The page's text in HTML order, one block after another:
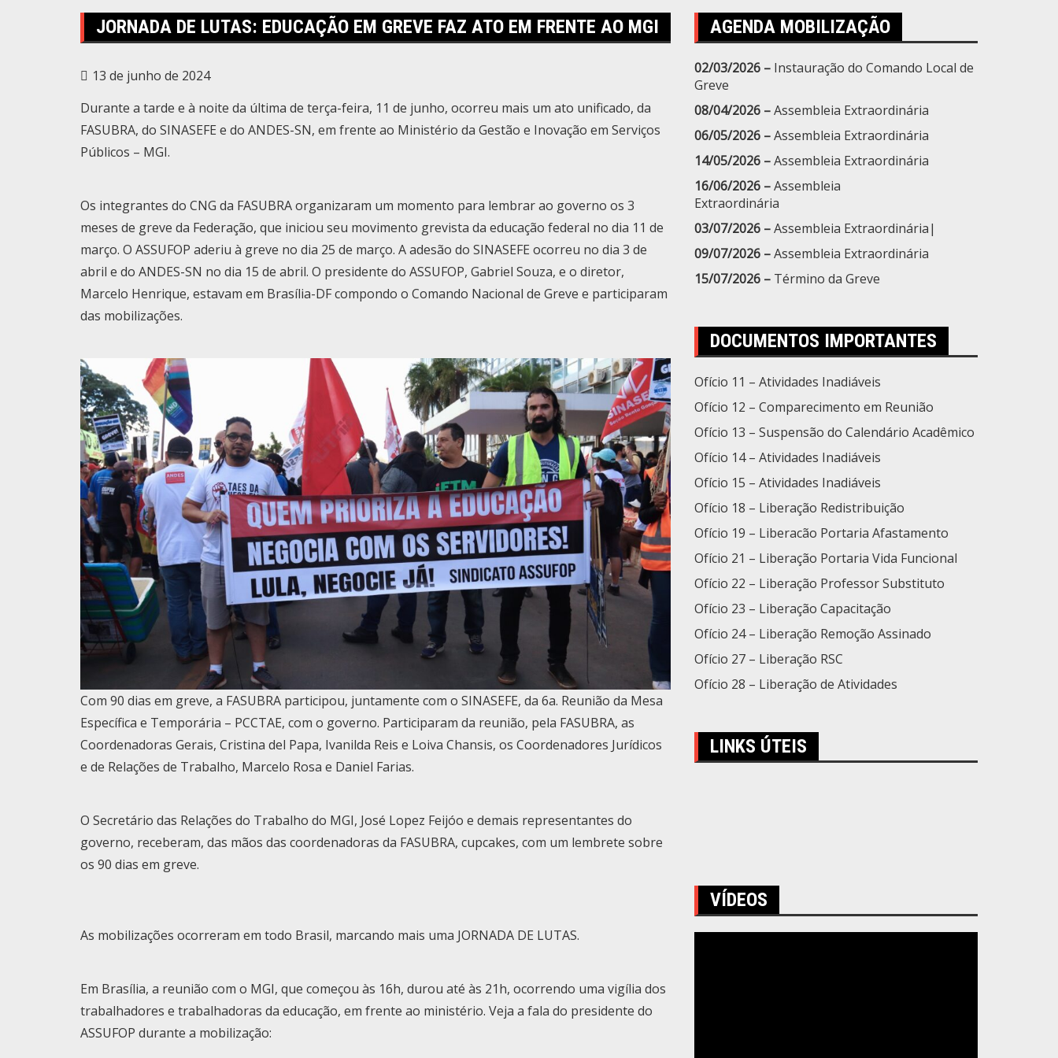
JORNADA DE LUTAS: EDUCAÇÃO EM GREVE FAZ ATO EM FRENTE AO MGI
13 de junho de 2024
Durante a tarde e à noite da última de terça-feira, 11 de junho, ocorreu mais um ato unificado, da
FASUBRA, do SINASEFE e do ANDES-SN, em frente ao Ministério da Gestão e Inovação em Serviços
Públicos – MGI.
Os integrantes do CNG da FASUBRA organizaram um momento para lembrar ao governo os 3
meses de greve da Federação, que iniciou seu movimento grevista da educação federal no dia 11 de
março. O ASSUFOP aderiu à greve no dia 25 de março. A adesão do SINASEFE ocorreu no dia 3 de
abril e do ANDES-SN no dia 15 de abril. O presidente do ASSUFOP, Gabriel Souza, e o diretor,
Marcelo Henrique, estavam em Brasília-DF compondo o Comando Nacional de Greve e participaram
das mobilizações.
Com 90 dias em greve, a FASUBRA participou, juntamente com o SINASEFE, da 6a. Reunião da Mesa
Específica e Temporária – PCCTAE, com o governo. Participaram da reunião, pela FASUBRA, as
Coordenadoras Gerais, Cristina del Papa, Ivanilda Reis e Loiva Chansis, os Coordenadores Jurídicos
e de Relações de Trabalho, Marcelo Rosa e Daniel Farias.
O Secretário das Relações do Trabalho do MGI, José Lopez Feijóo e demais representantes do
governo, receberam, das mãos das coordenadoras da FASUBRA, cupcakes, com um lembrete sobre
os 90 dias em greve.
As mobilizações ocorreram em todo Brasil, marcando mais uma JORNADA DE LUTAS.
Em Brasília, a reunião com o MGI, que começou às 16h, durou até às 21h, ocorrendo uma vigília dos
trabalhadores e trabalhadoras da educação, em frente ao ministério. Veja a fala do presidente do
ASSUFOP durante a mobilização:
AGENDA MOBILIZAÇÃO
02/03/2026 – Instauração do Comando Local de
Greve
08/04/2026 –Assembleia Extraordinária
06/05/2026 –Assembleia Extraordinária
14/05/2026 –Assembleia Extraordinária
16/06/2026 –Assembleia
Extraordinária
03/07/2026 –Assembleia Extraordinária|
09/07/2026 –Assembleia Extraordinária
15/07/2026 – Término da Greve
DOCUMENTOS IMPORTANTES
Ofício 11 – Atividades Inadiáveis
Ofício 12 – Comparecimento em Reunião
Ofício 13 – Suspensão do Calendário Acadêmico
Ofício 14 – Atividades Inadiáveis
Ofício 15 – Atividades Inadiáveis
Ofício 18 – Liberação Redistribuição
Ofício 19 – Liberacão Portaria Afastamento
Ofício 21 – Liberação Portaria Vida Funcional
Ofício 22 – Liberação Professor Substituto
Ofício 23 – Liberação Capacitação
Ofício 24 – Liberação Remoção Assinado
Ofício 27 – Liberação RSC
Ofício 28 – Liberação de Atividades
LINKS ÚTEIS
VÍDEOS